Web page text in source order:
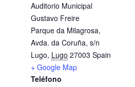
​Auditorio Municipal
Gustavo Freire
Parque da Milagrosa,
Avda. da Coruña, s/n
Lugo, Lugo 27003 Spain
+ Google Map
Teléfono